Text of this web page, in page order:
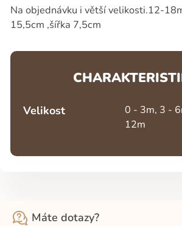
Na objednávku i větší velikosti.12-
15,5cm ,šířka 7,5cm
Velikost
0 - 3m, 3 -
12m
Máte dotazy?